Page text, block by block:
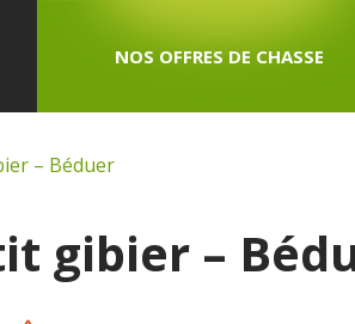
NOS OFFRES DE CHASSE
– Béduer
gibier –